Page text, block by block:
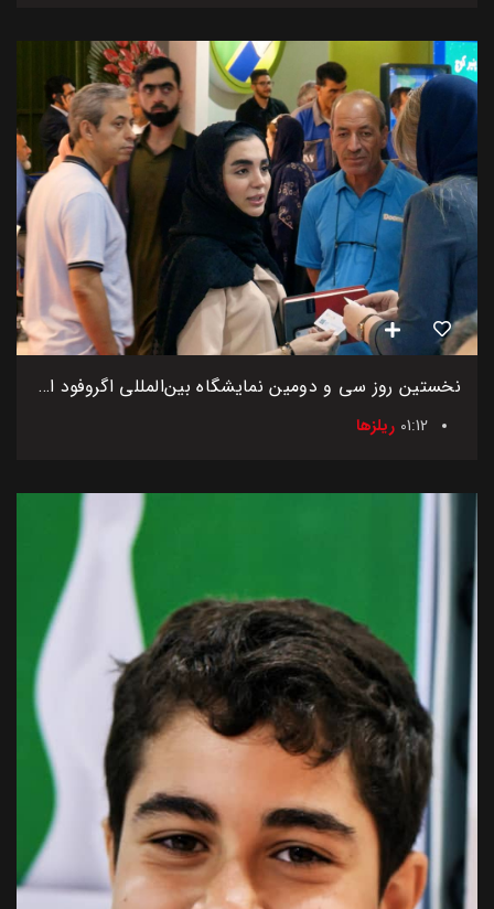
نخستین روز سی و دومین نمایشگاه بین‌المللی اگروفود ایران
01:12 ریلزها